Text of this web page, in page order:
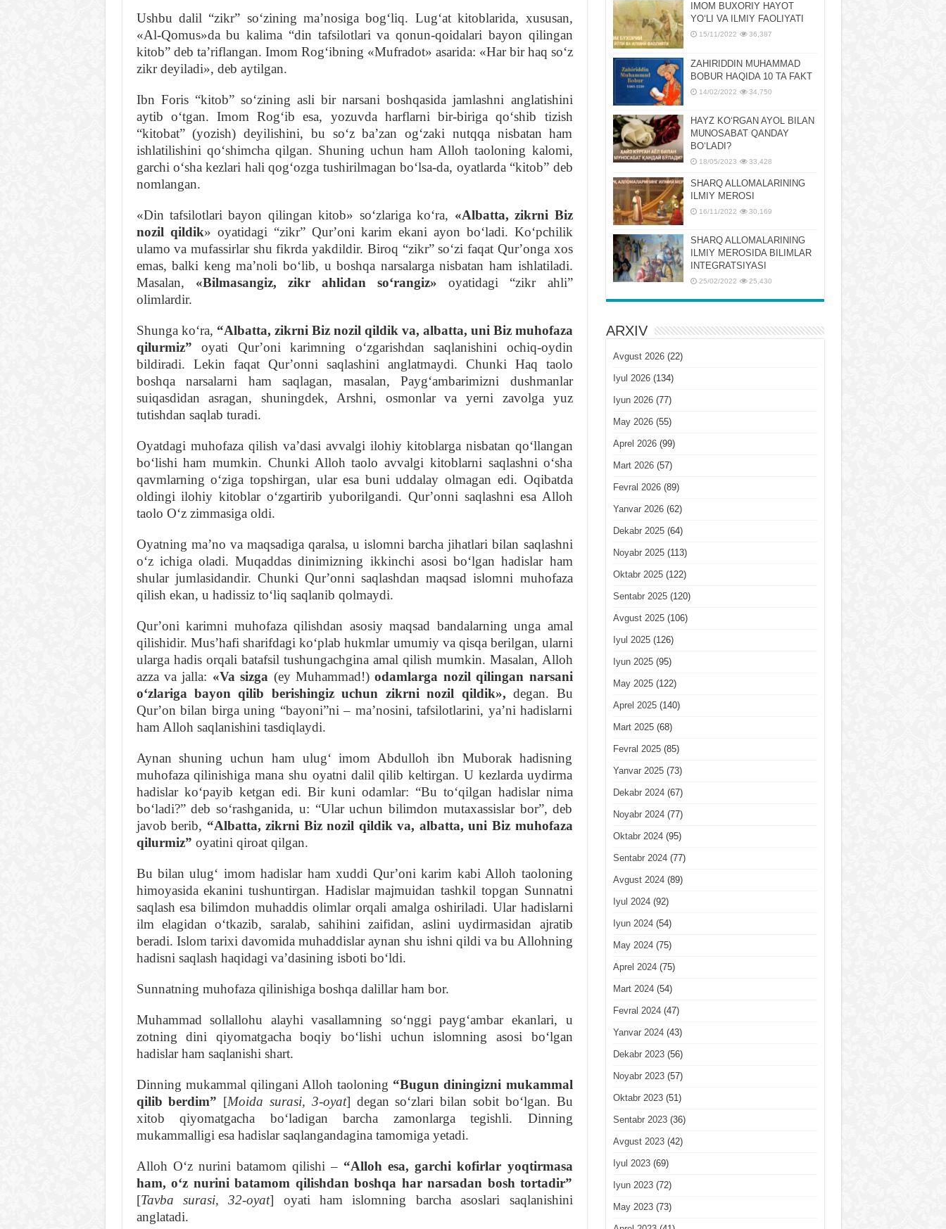
Ushbu dalil “zikr” soʻzining maʼnosiga bogʻliq. Lugʻat kitoblarida, xususan,
«Al-Qomus»da bu kalima “din tafsilotlari va qonun-qoidalari bayon qilingan
kitob” deb taʼriflangan. Imom Rogʻibning «Mufradot» asarida: «Har bir haq soʻz
zikr deyiladi», deb aytilgan.
Ibn Foris “kitob” soʻzining asli bir narsani boshqasida jamlashni anglatishini
aytib oʻtgan. Imom Rogʻib esa, yozuvda harflarni bir-biriga qoʻshib tizish
“kitobat” (yozish) deyilishini, bu soʻz baʼzan ogʻzaki nutqqa nisbatan ham
ishlatilishini qoʻshimcha qilgan. Shuning uchun ham Alloh taoloning kalomi,
garchi oʻsha kezlari hali qogʻozga tushirilmagan boʻlsa-da, oyatlarda “kitob” deb
nomlangan.
«Din tafsilotlari bayon qilingan kitob» soʻzlariga koʻra, «Albatta, zikrni Biz
nozil qildik» oyatidagi “zikr” Qurʼoni karim ekani ayon boʻladi. Koʻpchilik
ulamo va mufassirlar shu fikrda yakdildir. Biroq “zikr” soʻzi faqat Qurʼonga xos
emas, balki keng maʼnoli boʻlib, u boshqa narsalarga nisbatan ham ishlatiladi.
Masalan, «Bilmasangiz, zikr ahlidan soʻrangiz» oyatidagi “zikr ahli”
olimlardir.
Shunga koʻra, “Albatta, zikrni Biz nozil qildik va, albatta, uni Biz muhofaza
qilurmiz” oyati Qurʼoni karimning oʻzgarishdan saqlanishini ochiq-oydin
bildiradi. Lekin faqat Qurʼonni saqlashini anglatmaydi. Chunki Haq taolo
boshqa narsalarni ham saqlagan, masalan, Paygʻambarimizni dushmanlar
suiqasdidan asragan, shuningdek, Arshni, osmonlar va yerni zavolga yuz
tutishdan saqlab turadi.
Oyatdagi muhofaza qilish vaʼdasi avvalgi ilohiy kitoblarga nisbatan qoʻllangan
boʻlishi ham mumkin. Chunki Alloh taolo avvalgi kitoblarni saqlashni oʻsha
qavmlarning oʻziga topshirgan, ular esa buni uddalay olmagan edi. Oqibatda
oldingi ilohiy kitoblar oʻzgartirib yuborilgandi. Qurʼonni saqlashni esa Alloh
taolo Oʻz zimmasiga oldi.
Oyatning maʼno va maqsadiga qaralsa, u islomni barcha jihatlari bilan saqlashni
oʻz ichiga oladi. Muqaddas dinimizning ikkinchi asosi boʻlgan hadislar ham
shular jumlasidandir. Chunki Qurʼonni saqlashdan maqsad islomni muhofaza
qilish ekan, u hadissiz toʻliq saqlanib qolmaydi.
Qurʼoni karimni muhofaza qilishdan asosiy maqsad bandalarning unga amal
qilishidir. Musʼhafi sharifdagi koʻplab hukmlar umumiy va qisqa berilgan, ularni
ularga hadis orqali batafsil tushungachgina amal qilish mumkin. Masalan, Alloh
azza va jalla: «Va sizga (ey Muhammad!)odamlarga nozil qilingan narsani
oʻzlariga bayon qilib berishingizuchun zikrni nozil qildik», degan. Bu
Qurʼon bilan birga uning “bayoni”ni – maʼnosini, tafsilotlarini, yaʼni hadislarni
ham Alloh saqlanishini tasdiqlaydi.
Aynan shuning uchun ham ulugʻ imom Abdulloh ibn Muborak hadisning
muhofaza qilinishiga mana shu oyatni dalil qilib keltirgan. U kezlarda uydirma
hadislar koʻpayib ketgan edi. Bir kuni odamlar: “Bu toʻqilgan hadislar nima
boʻladi?” deb soʻrashganida, u: “Ular uchun bilimdon mutaxassislar bor”, deb
javob berib, “Albatta, zikrni Biz nozil qildik va, albatta, uni Biz muhofaza
qilurmiz” oyatini qiroat qilgan.
Bu bilan ulugʻ imom hadislar ham xuddi Qurʼoni karim kabi Alloh taoloning
himoyasida ekanini tushuntirgan. Hadislar majmuidan tashkil topgan Sunnatni
saqlash esa bilimdon muhaddis olimlar orqali amalga oshiriladi. Ular hadislarni
ilm elagidan oʻtkazib, saralab, sahihini zaifidan, aslini uydirmasidan ajratib
beradi. Islom tarixi davomida muhaddislar aynan shu ishni qildi va bu Allohning
hadisni saqlash haqidagi vaʼdasining isboti boʻldi.
Sunnatning muhofaza qilinishiga boshqa dalillar ham bor.
Muhammad sollallohu alayhi vasallamning soʻnggi paygʻambar ekanlari, u
zotning dini qiyomatgacha boqiy boʻlishi uchun islomning asosi boʻlgan
hadislar ham saqlanishi shart.
Dinning mukammal qilingani Alloh taoloning “Bugun diningizni mukammal
qilib berdim” [Moida surasi, 3-oyat] degan soʻzlari bilan sobit boʻlgan. Bu
xitob qiyomatgacha boʻladigan barcha zamonlarga tegishli. Dinning
mukammalligi esa hadislar saqlangandagina tamomiga yetadi.
Alloh Oʻz nurini batamom qilishi – “Alloh esa, garchi kofirlar yoqtirmasa
ham, oʻz nurini batamom qilishdan boshqa har narsadan bosh tortadir”
[Tavba surasi, 32-oyat] oyati ham islomning barcha asoslari saqlanishini
anglatadi.
IMOM BUXORIY HAYOT
YOʻLI VA ILMIY FAOLIYATI
15/11/2022 36,387
ZAHIRIDDIN MUHAMMAD
BOBUR HAQIDA 10 TA FAKT
14/02/2022 34,750
HAYZ KOʻRGAN AYOL BILAN
MUNOSABAT QANDAY
BOʻLADI?
18/05/2023 33,428
SHARQ ALLOMALARINING
ILMIY MEROSI
16/11/2022 30,169
SHARQ ALLOMALARINING
ILMIY MЕROSIDA BILIMLAR
INTЕGRATSIYASI
25/02/2022 25,430
ARXIV
Avgust 2026(22)
Iyul 2026(134)
Iyun 2026(77)
May 2026(55)
Aprel 2026(99)
Mart 2026(57)
Fevral 2026(89)
Yanvar 2026(62)
Dekabr 2025(64)
Noyabr 2025(113)
Oktabr 2025(122)
Sentabr 2025(120)
Avgust 2025(106)
Iyul 2025(126)
Iyun 2025(95)
May 2025(122)
Aprel 2025(140)
Mart 2025(68)
Fevral 2025(85)
Yanvar 2025(73)
Dekabr 2024(67)
Noyabr 2024(77)
Oktabr 2024(95)
Sentabr 2024(77)
Avgust 2024(89)
Iyul 2024(92)
Iyun 2024(54)
May 2024(75)
Aprel 2024(75)
Mart 2024(54)
Fevral 2024(47)
Yanvar 2024(43)
Dekabr 2023(56)
Noyabr 2023(57)
Oktabr 2023(51)
Sentabr 2023(36)
Avgust 2023(42)
Iyul 2023(69)
Iyun 2023(72)
May 2023(73)